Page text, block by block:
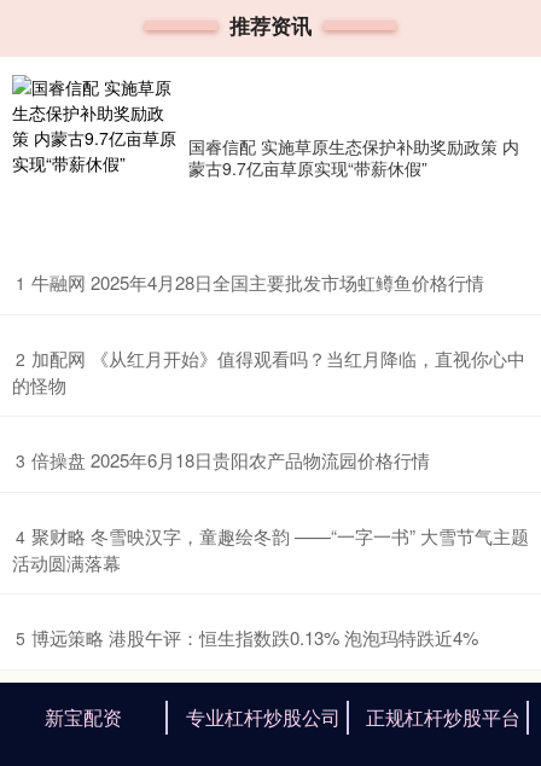
推荐资讯
国睿信配 实施草原生态保护补助奖励政策 内
蒙古9.7亿亩草原实现“带薪休假”
1 ​牛融网 2025年4月28日全国主要批发市场虹鳟鱼价格行情
2 ​加配网 《从红月开始》值得观看吗？当红月降临，直视你心中
的怪物
3 ​倍操盘 2025年6月18日贵阳农产品物流园价格行情
4 ​聚财略 冬雪映汉字，童趣绘冬韵 ——“一字一书” 大雪节气主题
活动圆满落幕
5 ​博远策略 港股午评：恒生指数跌0.13% 泡泡玛特跌近4%
新宝配资 专业杠杆炒股公司 正规杠杆炒股平台